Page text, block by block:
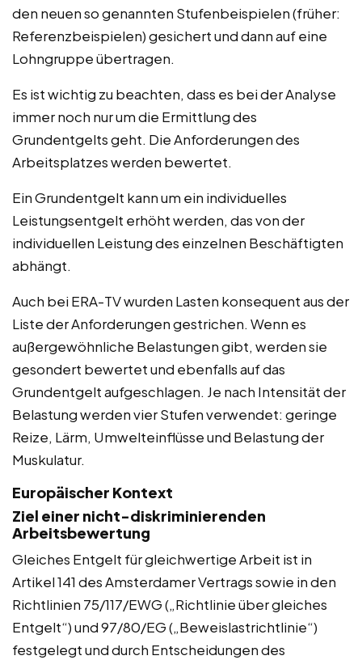
den neuen so genannten Stufenbeispielen (früher:
Referenzbeispielen) gesichert und dann auf eine
Lohngruppe übertragen.
Es ist wichtig zu beachten, dass es bei der Analyse
immer noch nur um die Ermittlung des
Grundentgelts geht. Die Anforderungen des
Arbeitsplatzes werden bewertet.
Ein Grundentgelt kann um ein individuelles
Leistungsentgelt erhöht werden, das von der
individuellen Leistung des einzelnen Beschäftigten
abhängt.
Auch bei ERA-TV wurden Lasten konsequent aus der
Liste der Anforderungen gestrichen. Wenn es
außergewöhnliche Belastungen gibt, werden sie
gesondert bewertet und ebenfalls auf das
Grundentgelt aufgeschlagen. Je nach Intensität der
Belastung werden vier Stufen verwendet: geringe
Reize, Lärm, Umwelteinflüsse und Belastung der
Muskulatur.
Europäischer Kontext
Ziel einer nicht-diskriminierenden
Arbeitsbewertung
Gleiches Entgelt für gleichwertige Arbeit ist in
Artikel 141 des Amsterdamer Vertrags sowie in den
Richtlinien 75/117/EWG („Richtlinie über gleiches
Entgelt“) und 97/80/EG („Beweislastrichtlinie“)
festgelegt und durch Entscheidungen des